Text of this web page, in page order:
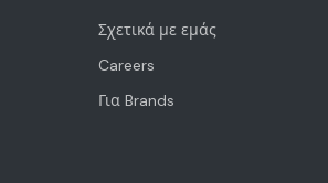
Σχετικά με εμάς
Careers
Για Brands